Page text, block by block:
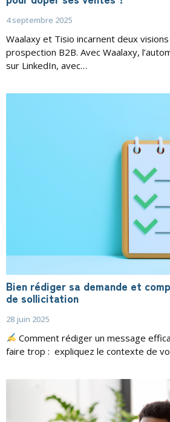
4 septembre 2025
Waalaxy et Tisio incarnent deux
prospection B2B. Avec Waalaxy,
sur LinkedIn, avec…
Bien rédiger sa demande et
de sollicitation
28 juin 2025
Comment rédiger un message
faire trop : expliquez le contexte de